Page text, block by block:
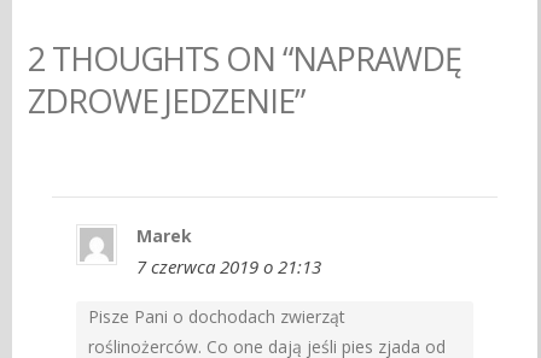
2 THOUGHTS ON “NAPRAWDĘ
ZDROWE JEDZENIE”
Marek
7 czerwca 2019 o 21:13
Pisze Pani o dochodach zwierząt
roślinożerców. Co one dają jeśli pies zjada od